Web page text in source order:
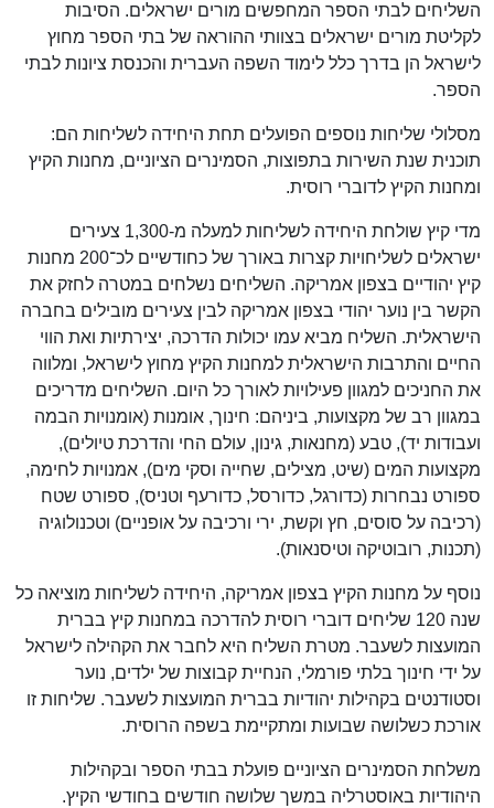
השליחים לבתי הספר המחפשים מורים ישראלים. הסיבות
לקליטת מורים ישראלים בצוותי ההוראה של בתי הספר מחוץ
לישראל הן בדרך כלל לימוד השפה העברית והכנסת ציונות לבתי
הספר.
מסלולי שליחות נוספים הפועלים תחת היחידה לשליחות הם:
תוכנית שנת השירות בתפוצות, הסמינרים הציוניים, מחנות הקיץ
ומחנות הקיץ לדוברי רוסית.
מדי קיץ שולחת היחידה לשליחות למעלה מ-1,300 צעירים
ישראלים לשליחויות קצרות באורך של כחודשיים לכ־200 מחנות
קיץ יהודיים בצפון אמריקה. השליחים נשלחים במטרה לחזק את
הקשר בין נוער יהודי בצפון אמריקה לבין צעירים מובילים בחברה
הישראלית. השליח מביא עמו יכולות הדרכה, יצירתיות ואת הווי
החיים והתרבות הישראלית למחנות הקיץ מחוץ לישראל, ומלווה
את החניכים למגוון פעילויות לאורך כל היום. השליחים מדריכים
במגוון רב של מקצועות, ביניהם: חינוך, אומנות (אומנויות הבמה
ועבודות יד), טבע (מחנאות, גינון, עולם החי והדרכת טיולים),
מקצועות המים (שיט, מצילים, שחייה וסקי מים), אמנויות לחימה,
ספורט נבחרות (כדורגל, כדורסל, כדורעף וטניס), ספורט שטח
(רכיבה על סוסים, חץ וקשת, ירי ורכיבה על אופניים) וטכנולוגיה
(תכנות, רובוטיקה וטיסנאות).
נוסף על מחנות הקיץ בצפון אמריקה, היחידה לשליחות מוציאה כל
שנה 120 שליחים דוברי רוסית להדרכה במחנות קיץ בברית
המועצות לשעבר. מטרת השליח היא לחבר את הקהילה לישראל
על ידי חינוך בלתי פורמלי, הנחיית קבוצות של ילדים, נוער
וסטודנטים בקהילות יהודיות בברית המועצות לשעבר. שליחות זו
אורכת כשלושה שבועות ומתקיימת בשפה הרוסית.
משלחת הסמינרים הציוניים פועלת בבתי הספר ובקהילות
היהודיות באוסטרליה במשך שלושה חודשים בחודשי הקיץ.